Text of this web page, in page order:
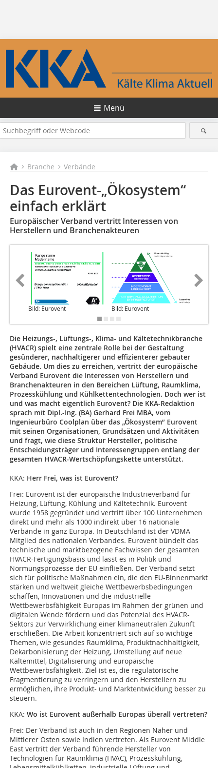
Menü
Branche Verbände
Das Eurovent-„Ökosystem“
einfach erklärt
Europäischer Verband vertritt Interessen von
Herstellern und Branchenakteuren
Bild: Eurovent Bild: Eurovent
Die Heizungs-, Lüftungs-, Klima- und Kältetechnikbranche
(HVACR) spielt eine zentrale Rolle bei der Gestaltung
gesünderer, nachhaltigerer und effizienterer gebauter
Gebäude. Um dies zu erreichen, vertritt der europäische
Verband Eurovent die Interessen von Herstellern und
Branchenakteuren in den Bereichen Lüftung, Raumklima,
Prozesskühlung und Kühlkettentechnologien. Doch wer ist
und was macht eigentlich Eurovent? Die KKA-Redaktion
sprach mit Dipl.-Ing. (BA) Gerhard Frei MBA, vom
Ingenieurbüro Coolplan über das „Ökosystem” Eurovent
mit seinen Organisationen, Grundsätzen und Aktivitäten
und fragt, wie diese Struktur Hersteller, politische
Entscheidungsträger und Interessengruppen entlang der
gesamten HVACR-Wertschöpfungskette unterstützt.
KKA: Herr Frei, was ist Eurovent?
Frei: Eurovent ist der europäische Indus­trieverband für
Heizung, Lüftung, Kühlung und Kältetechnik. Eurovent
wurde 1958 gegründet und vertritt über 100 Unternehmen
direkt und mehr als 1000 indirekt über 16 nationale
Verbände in ganz Europa. In Deutschland ist der VDMA
Mitglied des nationalen Verbandes. Eurovent bündelt das
technische und marktbezogene Fachwissen der gesamten
HVACR-Fertigungsbasis und lässt es in Politik und
Normungsprozesse der EU einfließen. Der Verband setzt
sich für poli­tische Maßnahmen ein, die den EU-Binnenmarkt
stärken und weltweit gleiche Wettbewerbsbedingungen
schaffen, Innovationen und die industrielle
Wettbewerbsfähigkeit Europas im Rahmen der grünen und
digitalen Wende fördern und das Potenzial des HVACR-
Sektors zur Verwirklichung einer klimaneutralen Zukunft
erschließen. Die Arbeit konzentriert sich auf so wichtige
Themen, wie gesundes Raumklima, Produktnachhaltigkeit,
Dekarbonisierung der Heizung, Umstellung auf neue
Kältemittel, Digitalisierung und europäische
Wettbewerbsfähigkeit. Ziel ist es, die regulatorische
Fragmentierung zu verringern und den Herstellern zu
ermöglichen, ihre Produkt- und Marktentwicklung besser zu
steuern.
KKA: Wo ist Eurovent außerhalb Europas überall vertreten?
Frei: Der Verband ist auch in den Regionen Naher und
Mittlerer Osten sowie Indien vertreten. Als Eurovent Middle
East vertritt der Verband führende Hersteller von
Technologien für Raumklima (HVAC), Prozesskühlung,